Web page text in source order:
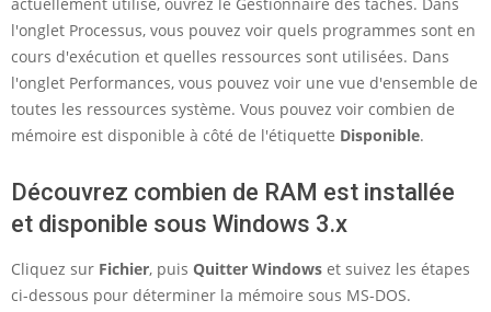
l'onglet Processus, vous pouvez voir quels programmes sont en
cours d'exécution et quelles ressources sont utilisées. Dans
l'onglet Performances, vous pouvez voir une vue d'ensemble de
toutes les ressources système. Vous pouvez voir combien de
mémoire est disponible à côté de l'étiquette Disponible.
Découvrez combien de RAM est installée
et disponible sous Windows 3.x
Cliquez sur Fichier, puis Quitter Windows et suivez les étapes
ci-dessous pour déterminer la mémoire sous MS-DOS.